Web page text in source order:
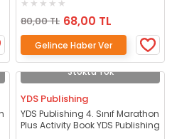
80,00 TL 68,00 TL
Gelince Haber Ver
Stokta Yok
YDS Publishing
YDS Publishing 4. Sınıf Marathon
Plus Activity Book YDS Publishing